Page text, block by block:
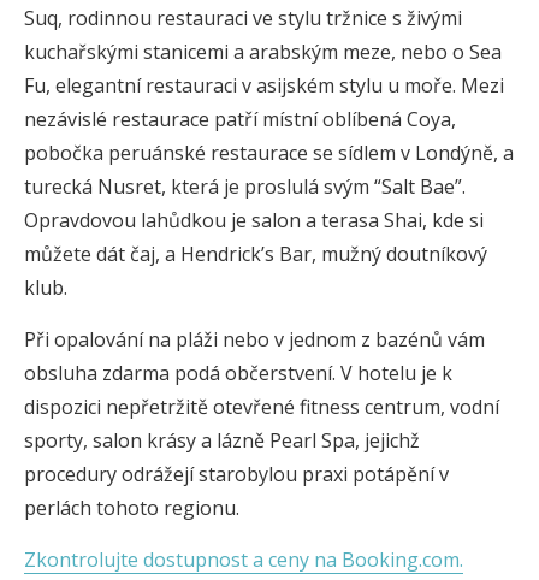
Suq, rodinnou restauraci ve stylu tržnice s živými
kuchařskými stanicemi a arabským meze, nebo o Sea
Fu, elegantní restauraci v asijském stylu u moře. Mezi
nezávislé restaurace patří místní oblíbená Coya,
pobočka peruánské restaurace se sídlem v Londýně, a
turecká Nusret, která je proslulá svým “Salt Bae”.
Opravdovou lahůdkou je salon a terasa Shai, kde si
můžete dát čaj, a Hendrick’s Bar, mužný doutníkový
klub.
Při opalování na pláži nebo v jednom z bazénů vám
obsluha zdarma podá občerstvení. V hotelu je k
dispozici nepřetržitě otevřené fitness centrum, vodní
sporty, salon krásy a lázně Pearl Spa, jejichž
procedury odrážejí starobylou praxi potápění v
perlách tohoto regionu.
Zkontrolujte dostupnost a ceny na Booking.com.